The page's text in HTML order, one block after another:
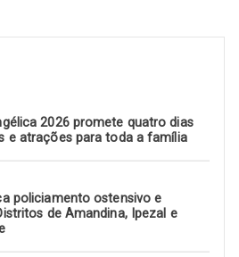
2026 promete quatro dias
e atrações para toda a família
policiamento ostensivo e
de Amandina, Ipezal e